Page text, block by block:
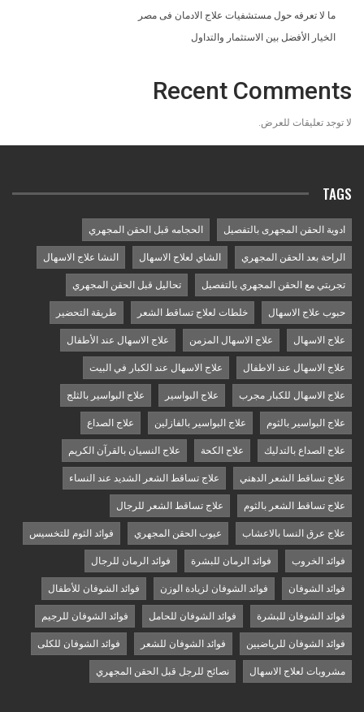
ما لا تعرفه حول مستشفيات علاج الادمان فى مصر
الخيار الأفضل بين الاستثمار والتداول
Recent Comments
لا توجد تعليقات للعرض.
TAGS
ادوية الحقن المجهرى بالتفصيل الحجامه قبل الحقن المجهري
الراحة بعد الحقن المجهري الشاي لعلاج الاسهال النشا علاج الاسهال
تجربتي مع الحقن المجهري بالتفصيل تحاليل قبل الحقن المجهري
حبوب علاج الاسهال خلطات لعلاج تساقط الشعر طريقة التحضير
علاج الاسهال علاج الاسهال المزمن علاج الاسهال عند الأطفال
علاج الاسهال عند الاطفال علاج الاسهال عند الكبار في البيت
علاج الاسهال للكبار مجرب علاج البواسير علاج البواسير بالثلج
علاج البواسير بالثوم علاج البواسير بالفازلين علاج الصداع
علاج الصداع بالتدليك علاج الكحة علاج النسيان بالقرآن الكريم
علاج تساقط الشعر الدهني علاج تساقط الشعر الشديد عند النساء
علاج تساقط الشعر بالثوم علاج تساقط الشعر للرجال
علاج عرق النسا بالاعشاب عيوب الحقن المجهري فوائد الثوم للتخسيس
فوائد الخروب فوائد الرمان للبشرة فوائد الرمان للرجال
فوائد الشوفان فوائد الشوفان لزيادة الوزن فوائد الشوفان للأطفال
فوائد الشوفان للبشرة فوائد الشوفان للحامل فوائد الشوفان للرجيم
فوائد الشوفان للرياضيين فوائد الشوفان للشعر فوائد الشوفان للكلى
مشروبات لعلاج الاسهال نصائح للرجل قبل الحقن المجهري